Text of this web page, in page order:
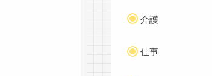
介護
仕事